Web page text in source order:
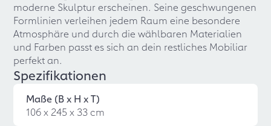
moderne Skulptur erscheinen. Seine geschwungenen
Formlinien verleihen jedem Raum eine besondere
Atmosphäre und durch die wählbaren Materialien
und Farben passt es sich an dein restliches Mobiliar
perfekt an.
Spezifikationen
Maße (B x H x T)
106 x 245 x 33 cm